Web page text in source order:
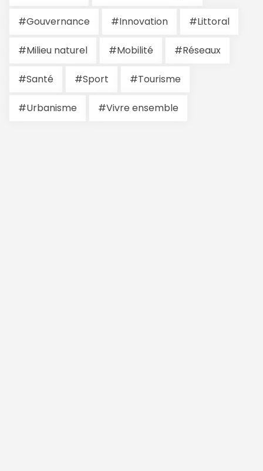
#Gouvernance #Innovation #Littoral
#Milieu naturel #Mobilité #Réseaux
#Santé #Sport #Tourisme
#Urbanisme #Vivre ensemble